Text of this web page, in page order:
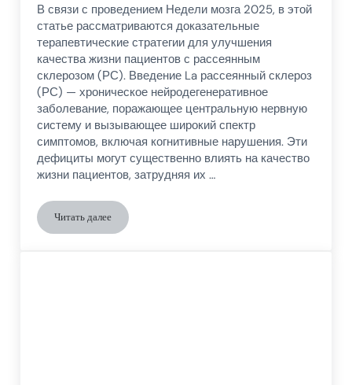
В связи с проведением Недели мозга 2025, в этой
статье рассматриваются доказательные
терапевтические стратегии для улучшения
качества жизни пациентов с рассеянным
склерозом (РС). Введение La рассеянный склероз
(РС) — хроническое нейродегенеративное
заболевание, поражающее центральную нервную
систему и вызывающее широкий спектр
симптомов, включая когнитивные нарушения. Эти
дефициты могут существенно влиять на качество
жизни пациентов, затрудняя их …
Читать далееКогнитивная реабилитация у пациентов с рассеянным